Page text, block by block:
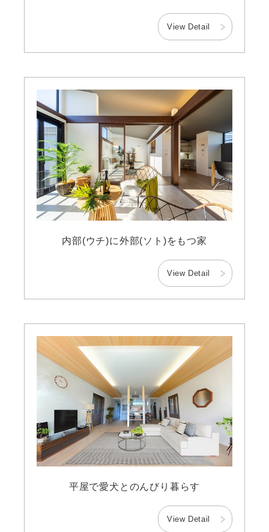
View Detail
内部(ウチ)に外部(ソト)をもつ家
View Detail
平屋で愛犬とのんびり暮らす
View Detail